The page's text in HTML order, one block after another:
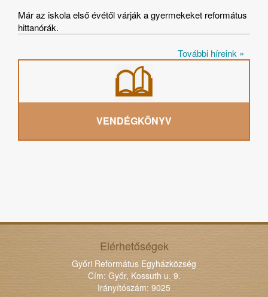
Már az iskola első évétől várják a gyermekeket református
hittanórák.
További híreink »
VENDÉGKÖNYV
Elérhetőségek
Győri Református Egyházközség
Cím: Győr, Kossuth u. 9.
Irányítószám: 9025